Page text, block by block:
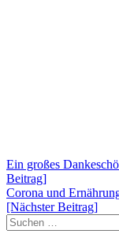
Ein großes
Beitrag]
Corona und
[Nächster Beitrag]
Suchen
nach: